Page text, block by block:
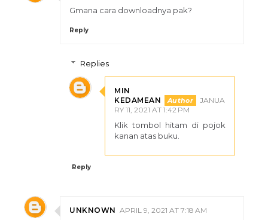
Gmana cara downloadnya pak?
Reply
Replies
MIN
KEDAMEAN
JANUA
RY 11, 2021 AT 1:42 PM
Klik tombol hitam di pojok
kanan atas buku.
Reply
UNKNOWN APRIL 9, 2021 AT 7:18 AM